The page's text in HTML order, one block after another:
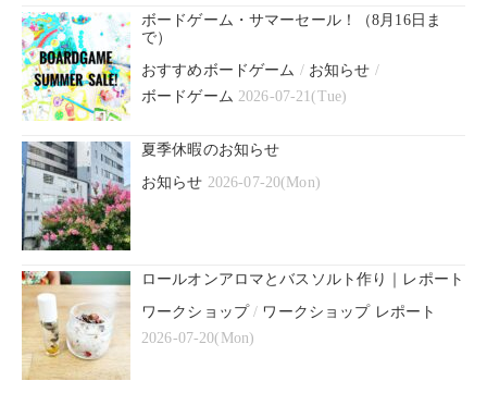
ボードゲーム・サマーセール！（8月16日ま
で）
おすすめボードゲーム / お知らせ /
ボードゲーム 2026-07-21(Tue)
夏季休暇のお知らせ
お知らせ 2026-07-20(Mon)
ロールオンアロマとバスソルト作り｜レポート
ワークショップ/ ワークショップ レポート
2026-07-20(Mon)